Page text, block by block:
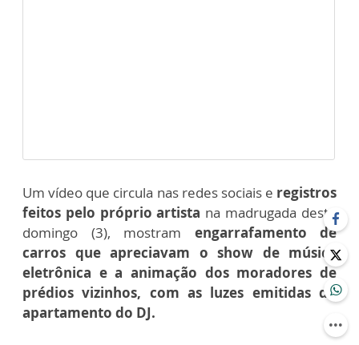
Um vídeo que circula nas redes sociais e registros
feitos pelo próprio artista na madrugada deste
domingo (3), mostram engarrafamento de
carros que apreciavam o show de música
eletrônica e a animação dos moradores de
prédios vizinhos, com as luzes emitidas do
apartamento do DJ.